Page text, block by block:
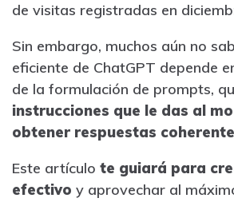
de visitas registradas en
Sin embargo, muchos aún no
eficiente de ChatGPT depende
de la formulación de prompts,
instrucciones que le das al
obtener respuestas
Este artículo te guiará para
efectivo y aprovechar al